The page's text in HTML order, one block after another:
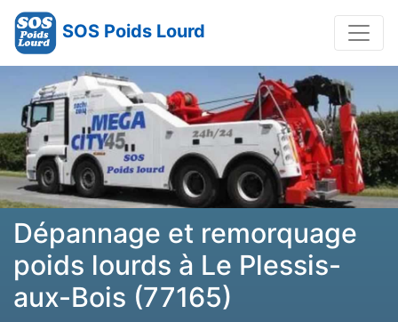
SOS Poids Lourd
Dépannage et remorquage
poids lourds à Le Plessis-
aux-Bois (77165)